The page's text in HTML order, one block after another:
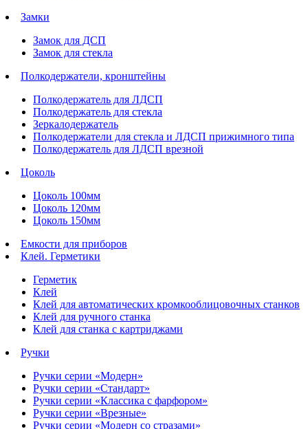
Замки
Замок для ДСП
Замок для стекла
Полкодержатели, кронштейны
Полкодержатель для ЛДСП
Полкодержатель для стекла
Зеркалодержатель
Полкодержатели для стекла и ЛДСП прижимного типа
Полкодержатель для ЛДСП врезной
Цоколь
Цоколь 100мм
Цоколь 120мм
Цоколь 150мм
Емкости для приборов
Клей. Герметики
Герметик
Клей
Клей для автоматических кромкооблицовочных станков
Клей для ручного станка
Клей для станка с картриджами
Ручки
Ручки серии «Модерн»
Ручки серии «Стандарт»
Ручки серии «Классика с фарфором»
Ручки серии «Врезные»
Ручки серии «Модерн со стразами»